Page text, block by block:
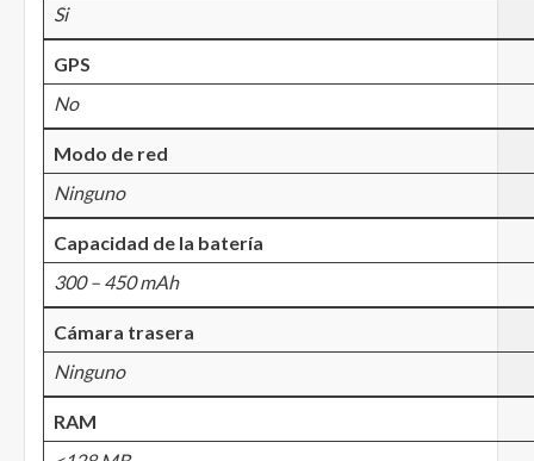
Si
GPS
No
Modo de red
Ninguno
Capacidad de la batería
300 – 450 mAh
Cámara trasera
Ninguno
RAM